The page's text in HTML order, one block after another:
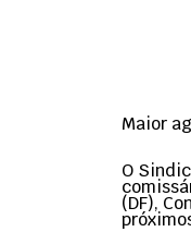
Maior
O
(DF),